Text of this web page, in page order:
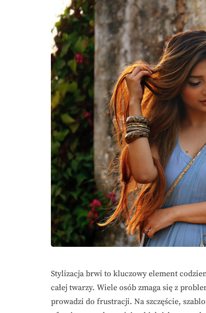
Stylizacja brwi to kluczowy element
całej twarzy. Wiele osób zmaga się z
prowadzi do frustracji. Na szczęście,